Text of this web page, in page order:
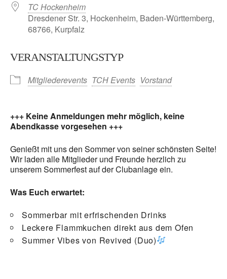
TC Hockenheim
Dresdener Str. 3, Hockenheim, Baden-Württemberg,
68766, Kurpfalz
VERANSTALTUNGSTYP
Mitgliederevents TCH Events Vorstand
+++ Keine Anmeldungen mehr möglich, keine
Abendkasse vorgesehen +++
Genießt mit uns den Sommer von seiner schönsten Seite!
Wir laden alle Mitglieder und Freunde herzlich zu
unserem Sommerfest auf der Clubanlage ein.
Was Euch erwartet:
Sommerbar mit erfrischenden Drinks
Leckere Flammkuchen direkt aus dem Ofen
Summer Vibes von Revived (Duo)